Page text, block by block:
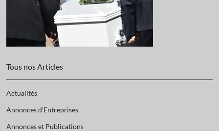
Tous nos Articles
Actualités
Annonces d'Entreprises
Annonces et Publications